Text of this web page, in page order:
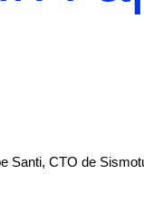
Santi, CTO de